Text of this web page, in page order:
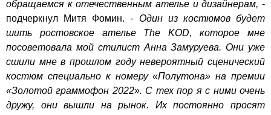
обращаемся к отечественным ателье и дизайнерам, -
подчеркнул Митя Фомин. - Один из костюмов будет
шить ростовское ателье The KOD, которое мне
посоветовала мой стилист Анна Замуруева. Они уже
сшили мне в прошлом году невероятный сценический
костюм специально к номеру «Полутона» на премии
«Золотой граммофон 2022». С тех пор я с ними очень
дружу, они вышли на рынок. Их постоянно просят